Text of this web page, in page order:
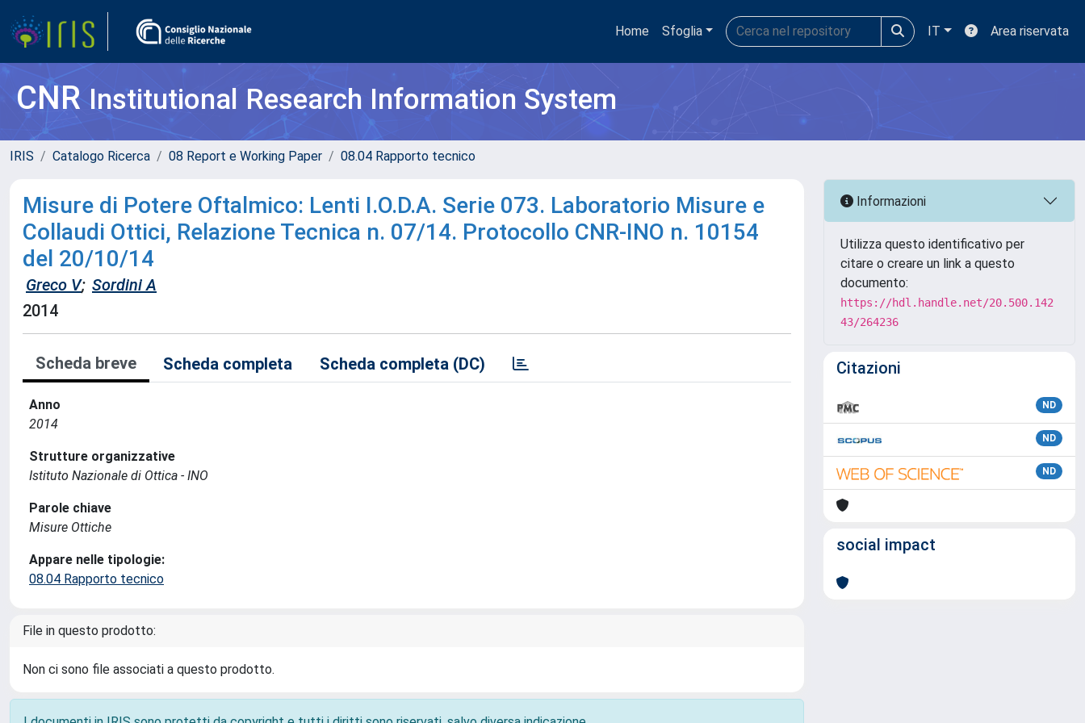
Home Sfoglia IT Area riservata
CNRInstitutional Research Information System
IRIS Catalogo Ricerca 08 Report e Working Paper 08.04 Rapporto tecnico
Misure di Potere Oftalmico: Lenti I.O.D.A. Serie 073. Laboratorio Misure e
Collaudi Ottici, Relazione Tecnica n. 07/14. Protocollo CNR-INO n. 10154
del 20/10/14
Greco V; Sordini A
2014
Scheda breve Scheda completa Scheda completa (DC)
Anno
2014
Strutture organizzative
Istituto Nazionale di Ottica - INO
Parole chiave
Misure Ottiche
Appare nelle tipologie:
08.04 Rapporto tecnico
File in questo prodotto:
Non ci sono file associati a questo prodotto.
Informazioni
Utilizza questo identificativo per
citare o creare un link a questo
documento:
https://hdl.handle.net/20.500.142
43/264236
Citazioni
ND
ND
ND
social impact